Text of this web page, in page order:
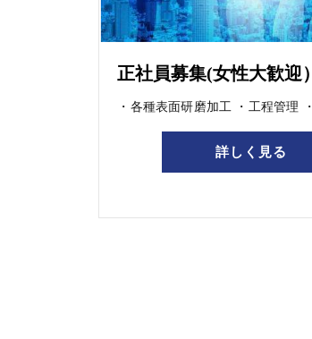
正社員募集(女性大歓迎）
詳しく見る